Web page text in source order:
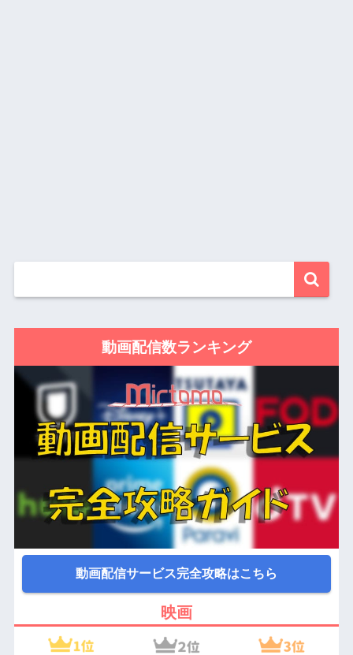
動画配信数ランキング
動画配信サービス完全攻略はこちら
映画